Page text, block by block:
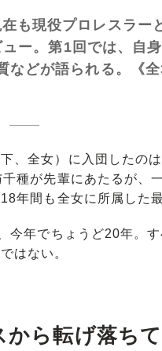
も現役プロレスラー
ー。第1回では、自
などが語られる。《
、全女）に入団したの
種が先輩にあたるが、
年間も全女に所属した
今年でちょうど20年。
はない。
から転げ落ち